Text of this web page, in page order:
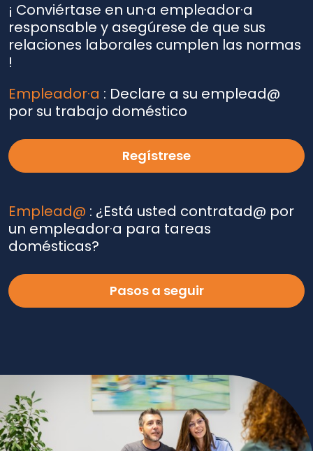
¡ Conviértase en un·a empleador·a
responsable y asegúrese de que sus
relaciones laborales cumplen las normas
!
Empleador·a : Declare a su emplead@
por su trabajo doméstico
Regístrese
Emplead@ : ¿Está usted contratad@ por
un empleador·a para tareas
domésticas?
Pasos a seguir